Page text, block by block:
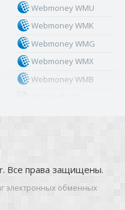
Webmoney WMU
Webmoney WMK
Webmoney WMG
Webmoney WMX
Webmoney WMB
Skril PLN
Skril GBP
Skril AUD
Все права защищены.
электронных обменных